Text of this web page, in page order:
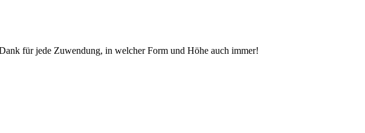
für jede Zuwendung, in welcher Form und Höhe auch immer!